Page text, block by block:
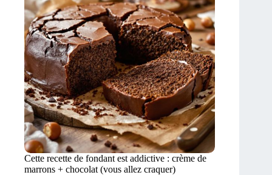
Cette recette de fondant est addictive : crème de
marrons + chocolat (vous allez craquer)